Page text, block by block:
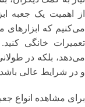
از اهمیت یک جعبه
می‌کنیم که ابزارهای
تعمیرات خانگی
می‌دهد، بلکه در
و در شرایط عالی
برای مشاهده انواع